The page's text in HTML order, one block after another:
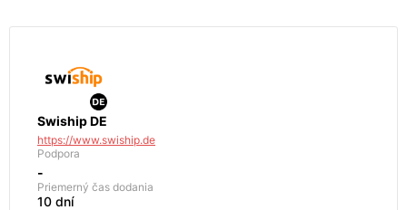
Swiship DE
https://www.swiship.de
Podpora
-
Priemerný čas dodania
10 dní